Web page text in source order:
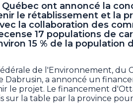
ont annoncé la
le rétablissement et la
la collaboration des
17 populations de
15 % de la population
de l'Environnement, du
Dabrusin, a annoncé un
le projet. Le financement
sur la table par la province